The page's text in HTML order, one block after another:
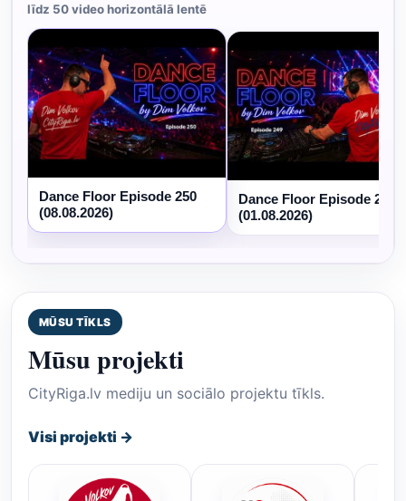
līdz 50 video horizontālā lentē
Dance Floor Episode 250
(08.08.2026)
Dance Floor Episode 249
(01.08.2026)
MŪSU TĪKLS
Mūsu projekti
CityRiga.lv mediju un sociālo projektu tīkls.
Visi projekti →